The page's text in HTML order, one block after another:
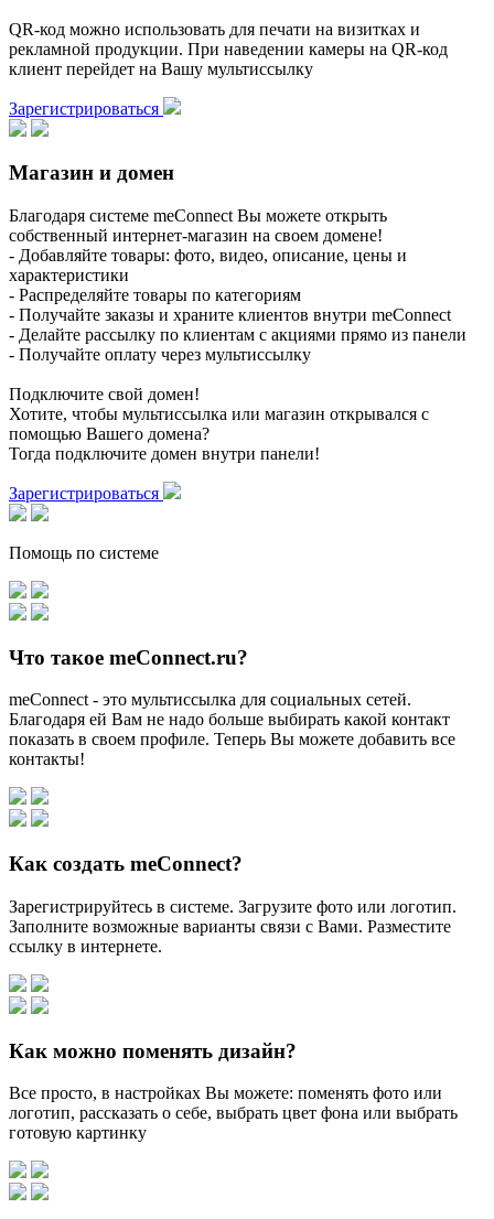
QR-код можно использовать для печати на визитках и
рекламной продукции. При наведении камеры на QR-код
клиент перейдет на Вашу мультиссылку
Зарегистрироваться
Магазин и домен
Благодаря системе meConnect Вы можете открыть
собственный интернет-магазин на своем домене!
- Добавляйте товары: фото, видео, описание, цены и
характеристики
- Распределяйте товары по категориям
- Получайте заказы и храните клиентов внутри meConnect
- Делайте рассылку по клиентам с акциями прямо из панели
- Получайте оплату через мультиссылку
Подключите свой домен!
Хотите, чтобы мультиссылка или магазин открывался с
помощью Вашего домена?
Тогда подключите домен внутри панели!
Зарегистрироваться
Помощь по системе
Что такое meConnect.ru?
meConnect - это мультиссылка для социальных сетей.
Благодаря ей Вам не надо больше выбирать какой контакт
показать в своем профиле. Теперь Вы можете добавить все
контакты!
Как создать meConnect?
Зарегистрируйтесь в системе. Загрузите фото или логотип.
Заполните возможные варианты связи с Вами. Разместите
ссылку в интернете.
Как можно поменять дизайн?
Все просто, в настройках Вы можете: поменять фото или
логотип, рассказать о себе, выбрать цвет фона или выбрать
готовую картинку